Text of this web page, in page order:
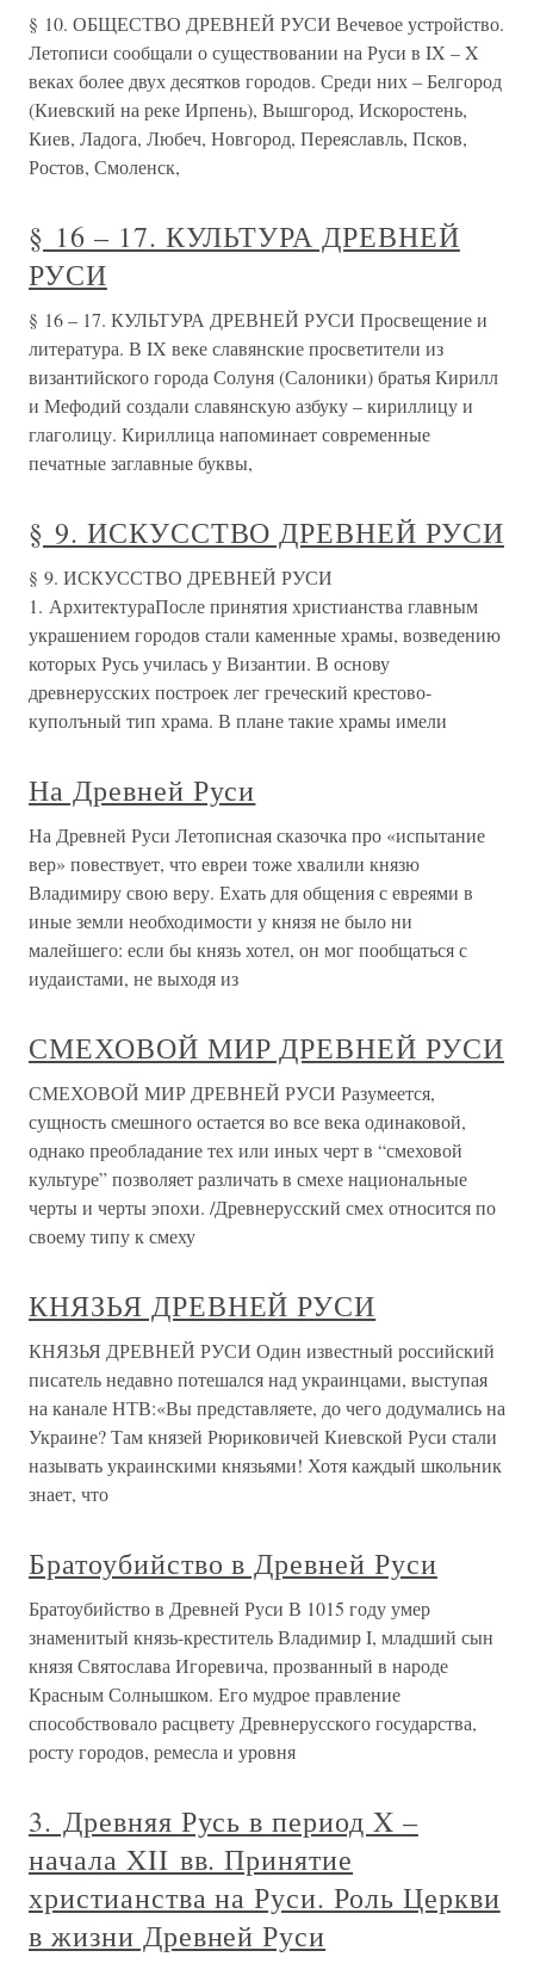
§ 10. ОБЩЕСТВО ДРЕВНЕЙ РУСИ Вечевое устройство.
Летописи сообщали о существовании на Руси в IX – X
веках более двух десятков городов. Среди них – Белгород
(Киевский на реке Ирпень), Вышгород, Искоростень,
Киев, Ладога, Любеч, Новгород, Переяславль, Псков,
Ростов, Смоленск,
§ 16 – 17. КУЛЬТУРА ДРЕВНЕЙ
РУСИ
§ 16 – 17. КУЛЬТУРА ДРЕВНЕЙ РУСИ Просвещение и
литература. В IX веке славянские просветители из
византийского города Солуня (Салоники) братья Кирилл
и Мефодий создали славянскую азбуку – кириллицу и
глаголицу. Кириллица напоминает современные
печатные заглавные буквы,
§ 9. ИСКУССТВО ДРЕВНЕЙ РУСИ
§ 9. ИСКУССТВО ДРЕВНЕЙ РУСИ
1. АрхитектураПосле принятия христианства главным
украшением городов стали каменные храмы, возведению
которых Русь училась у Византии. В основу
древнерусских построек лег греческий крестово-
куполъный тип храма. В плане такие храмы имели
На Древней Руси
На Древней Руси Летописная сказочка про «испытание
вер» повествует, что евреи тоже хвалили князю
Владимиру свою веру. Ехать для общения с евреями в
иные земли необходимости у князя не было ни
малейшего: если бы князь хотел, он мог пообщаться с
иудаистами, не выходя из
СМЕХОВОЙ МИР ДРЕВНЕЙ РУСИ
СМЕХОВОЙ МИР ДРЕВНЕЙ РУСИ Разумеется,
сущность смешного остается во все века одинаковой,
однако преобладание тех или иных черт в “смеховой
культуре” позволяет различать в смехе национальные
черты и черты эпохи. /Древнерусский смех относится по
своему типу к смеху
КНЯЗЬЯ ДРЕВНЕЙ РУСИ
КНЯЗЬЯ ДРЕВНЕЙ РУСИ Один известный российский
писатель недавно потешался над украинцами, выступая
на канале НТВ:«Вы представляете, до чего додумались на
Украине? Там князей Рюриковичей Киевской Руси стали
называть украинскими князьями! Хотя каждый школьник
знает, что
Братоубийство в Древней Руси
Братоубийство в Древней Руси В 1015 году умер
знаменитый князь-креститель Владимир I, младший сын
князя Святослава Игоревича, прозванный в народе
Красным Солнышком. Его мудрое правление
способствовало расцвету Древнерусского государства,
росту городов, ремесла и уровня
3. Древняя Русь в период X –
начала XII вв. Принятие
христианства на Руси. Роль Церкви
в жизни Древней Руси